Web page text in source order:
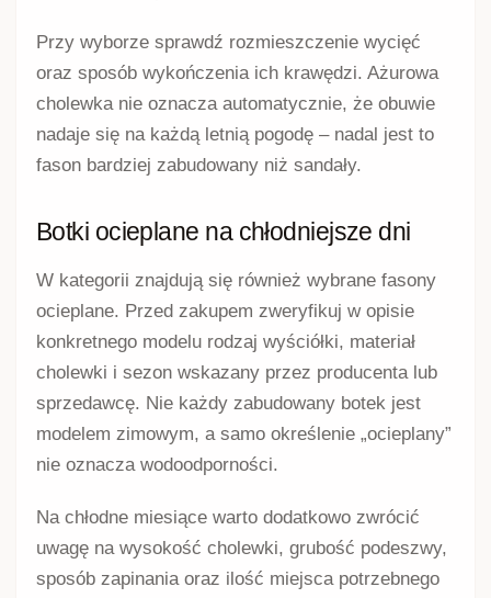
Przy wyborze sprawdź rozmieszczenie wycięć
oraz sposób wykończenia ich krawędzi. Ażurowa
cholewka nie oznacza automatycznie, że obuwie
nadaje się na każdą letnią pogodę – nadal jest to
fason bardziej zabudowany niż sandały.
Botki ocieplane na chłodniejsze dni
W kategorii znajdują się również wybrane fasony
ocieplane. Przed zakupem zweryfikuj w opisie
konkretnego modelu rodzaj wyściółki, materiał
cholewki i sezon wskazany przez producenta lub
sprzedawcę. Nie każdy zabudowany botek jest
modelem zimowym, a samo określenie „ocieplany”
nie oznacza wodoodporności.
Na chłodne miesiące warto dodatkowo zwrócić
uwagę na wysokość cholewki, grubość podeszwy,
sposób zapinania oraz ilość miejsca potrzebnego